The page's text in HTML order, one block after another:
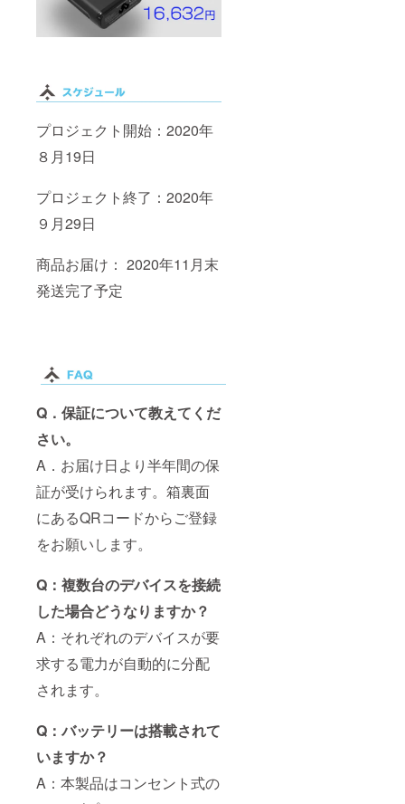
プロジェクト開始：2020年
８月19日
プロジェクト終了：2020年
９月29日
商品お届け： 2020年11月末
発送完了予定
Q．保証について教えてくだ
さい。
A．お届け日より半年間の保
証が受けられます。箱裏面
にあるQRコードからご登録
をお願いします。
Q：複数台のデバイスを接続
した場合どうなりますか？
A：それぞれのデバイスが要
求する電力が自動的に分配
されます。
Q：バッテリーは搭載されて
いますか？
A：本製品はコンセント式の